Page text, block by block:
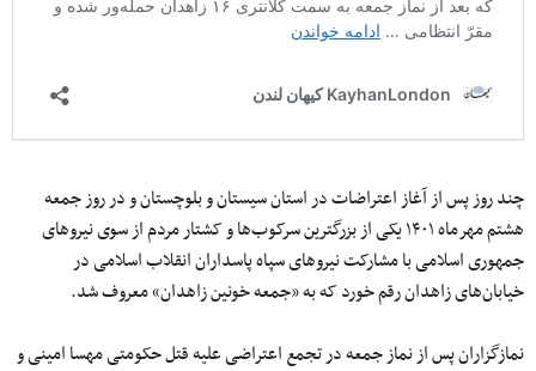
چند روز پس از آغاز اعتراضات در استان سیستان و بلوچستان و در روز جمعه
هشتم مهرماه ۱۴۰۱ یکی از بزرگترین سرکوب‌ها و کشتار مردم از سوی نیروهای
جمهوری اسلامی با مشارکت نیروهای سپاه پاسداران انقلاب اسلامی در
خیابان‌های زاهدان رقم خورد که به «جمعه خونین زاهدان» معروف شد.
نمازگزاران پس از نماز جمعه در تجمع اعتراضی علیه قتل حکومتی مهسا امینی و